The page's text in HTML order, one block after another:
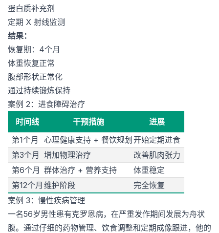
蛋白质补充剂
定期 X 射线监测
结果：
恢复期：4个月
体重恢复正常
腹部形状正常化
通过持续锻炼保持
案例 2：进食障碍治疗
时间线
干预措施
进展
第1个月
心理健康支持 + 餐饮规划开始定期进食
第3个月 增加物理治疗
改善肌肉张力
第6个月 群体治疗 + 营养支持
体重稳定
第12个月 维护阶段
完全恢复
案例 3：慢性疾病管理
一名56岁男性患有克罗恩病，在严重发作期间发展为舟状
腹。通过仔细的药物管理、饮食调整和定期成像跟进，他的